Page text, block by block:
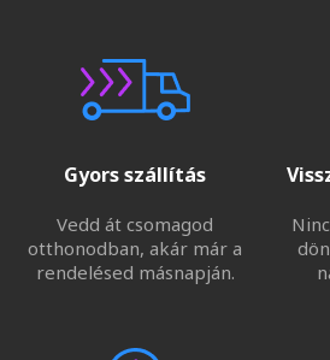
Gyors szállítás
Vedd át csomagod
otthonodban, akár már a
rendelésed másnapján.